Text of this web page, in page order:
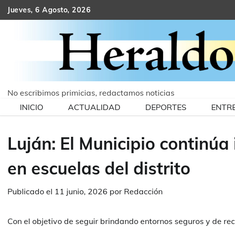
Skip
to
Jueves, 6 Agosto, 2026
No escribimos primicias, redactamos noticias
INICIO
ACTUALIDAD DEPORTES
Luján: El Municipio
en escuelas del distrito
Publicado el 11 junio, 2026 por Redacción
Con el objetivo de seguir brindando entornos seguros y de